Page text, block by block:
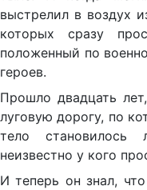
выстрелил в воздух
которых сразу
положенный по
героев.
Прошло двадцать
луговую дорогу, по
тело становилось
неизвестно у кого
И теперь он знал,